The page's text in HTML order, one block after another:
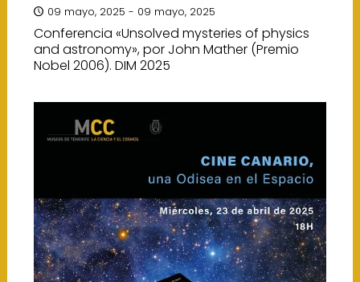
09 mayo, 2025 - 09 mayo, 2025
Conferencia «Unsolved mysteries of physics
and astronomy», por John Mather (Premio
Nobel 2006). DIM 2025